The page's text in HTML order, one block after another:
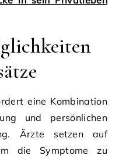
eine Kombination
und persönlichen
Ärzte setzen auf
die Symptome zu